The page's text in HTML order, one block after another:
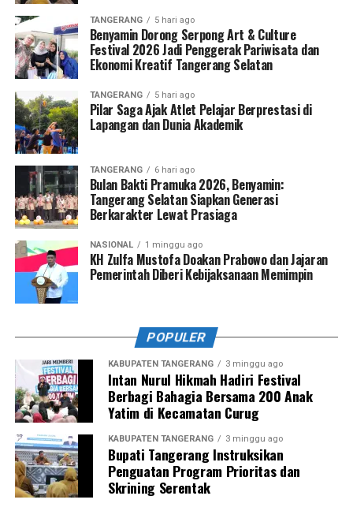
TANGERANG 5 hari ago
Benyamin Dorong Serpong Art & Culture
Festival 2026 Jadi Penggerak Pariwisata dan
Ekonomi Kreatif Tangerang Selatan
TANGERANG 5 hari ago
Pilar Saga Ajak Atlet Pelajar Berprestasi di
Lapangan dan Dunia Akademik
TANGERANG 6 hari ago
Bulan Bakti Pramuka 2026, Benyamin:
Tangerang Selatan Siapkan Generasi
Berkarakter Lewat Prasiaga
NASIONAL 1 minggu ago
KH Zulfa Mustofa Doakan Prabowo dan Jajaran
Pemerintah Diberi Kebijaksanaan Memimpin
POPULER
KABUPATEN TANGERANG 3 minggu ago
Intan Nurul Hikmah Hadiri Festival
Berbagi Bahagia Bersama 200 Anak
Yatim di Kecamatan Curug
KABUPATEN TANGERANG 3 minggu ago
Bupati Tangerang Instruksikan
Penguatan Program Prioritas dan
Skrining Serentak